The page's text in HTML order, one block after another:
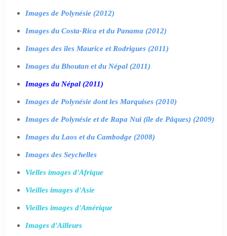
Images de Polynésie (2012)
Images du Costa-Rica et du Panama (2012)
Images des îles Maurice et Rodrigues (2011)
Images du Bhoutan et du Népal (2011)
Images du Népal (2011)
Images de Polynésie dont les Marquises (2010)
Images de Polynésie et de Rapa Nui (île de Pâques) (2009)
Images du Laos et du Cambodge (2008)
Images des Seychelles
Vielles images d'Afrique
Vieilles images d'Asie
Vieilles images d'Amérique
Images d'Ailleurs